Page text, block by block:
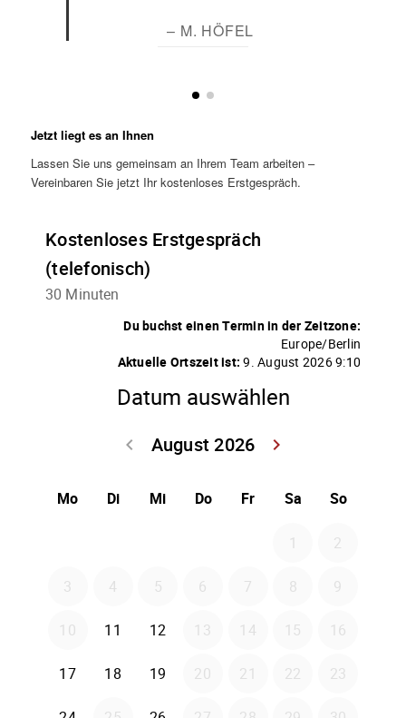
– M. HÖFEL
Jetzt liegt es an Ihnen
Lassen Sie uns gemeinsam an Ihrem Team arbeiten –
Vereinbaren Sie jetzt Ihr kostenloses Erstgespräch.